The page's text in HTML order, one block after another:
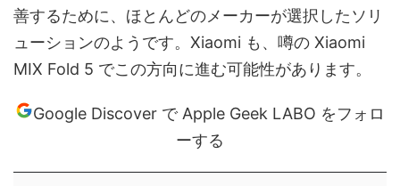
善するために、ほとんどのメーカーが選択したソリ
ューションのようです。Xiaomi も、噂の Xiaomi
MIX Fold 5 でこの方向に進む可能性があります。
Google Discover で Apple Geek LABO をフォロ
ーする